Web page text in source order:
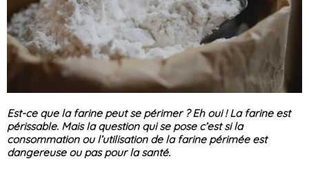
Est-ce que la farine peut se périmer ? Eh oui ! La farine est
périssable. Mais la question qui se pose c’est si la
consommation ou l’utilisation de la farine périmée est
dangereuse ou pas pour la santé.